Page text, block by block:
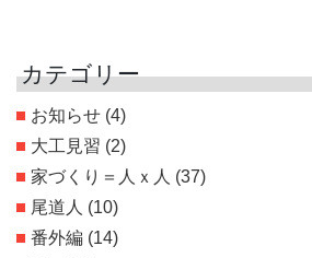
カテゴリー
お知らせ (4)
大工見習 (2)
家づくり＝人ｘ人 (37)
尾道人 (10)
番外編 (14)